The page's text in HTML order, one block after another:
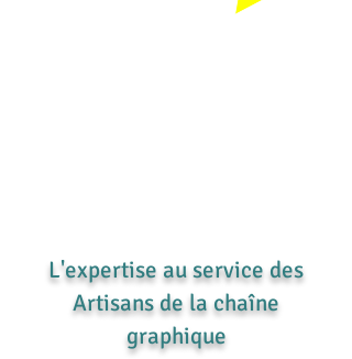
L'expertise au service des
Artisans de la chaîne
graphique